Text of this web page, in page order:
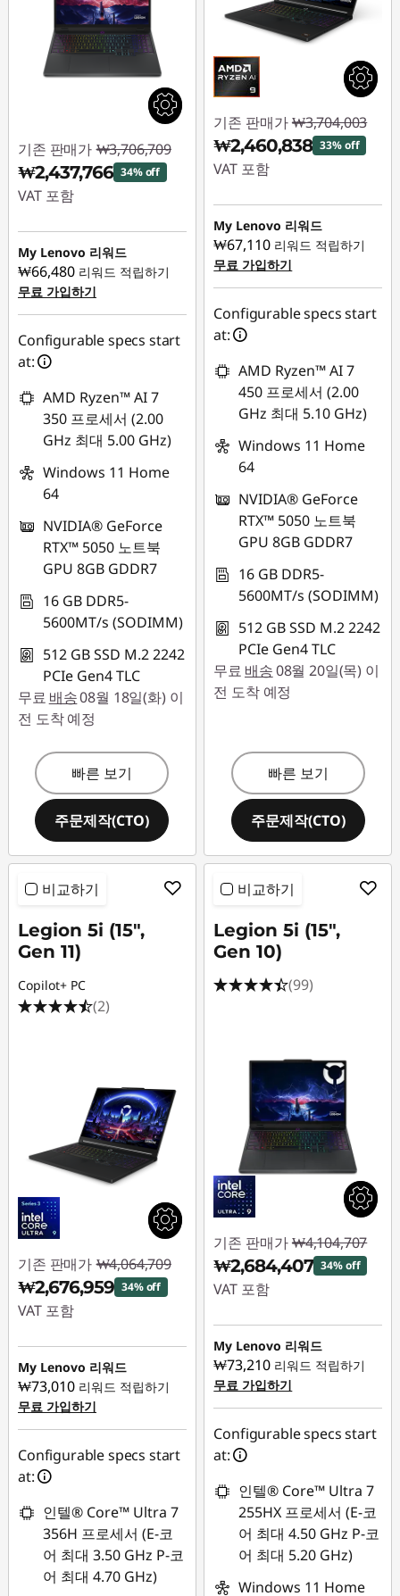
기존 판매가 ₩3,706,709
₩2,437,766 34% off
VAT 포함
즉시 할인: :-
₩1,268,943
My Lenovo 리워드
₩66,480 리워드 적립하기
무료 가입하기
Configurable specs start
at:
AMD Ryzen™ AI 7
350 프로세서 (2.00
GHz 최대 5.00 GHz)
Windows 11 Home
64
NVIDIA® GeForce
RTX™ 5050 노트북
GPU 8GB GDDR7
16 GB DDR5-
5600MT/s (SODIMM)
512 GB SSD M.2 2242
PCIe Gen4 TLC
무료 배송08월 18일(화) 이
전 도착 예정
빠른 보기
주문제작(CTO)
기존 판매가 ₩3,704,003
₩2,460,838 33% off
VAT 포함
즉시 할인: :-
₩1,243,165
My Lenovo 리워드
₩67,110 리워드 적립하기
무료 가입하기
Configurable specs start
at:
AMD Ryzen™ AI 7
450 프로세서 (2.00
GHz 최대 5.10 GHz)
Windows 11 Home
64
NVIDIA® GeForce
RTX™ 5050 노트북
GPU 8GB GDDR7
16 GB DDR5-
5600MT/s (SODIMM)
512 GB SSD M.2 2242
PCIe Gen4 TLC
무료 배송08월 20일(목) 이
전 도착 예정
빠른 보기
주문제작(CTO)
비교하기
Legion 5i (15",
Gen 11)
Copilot+ PC
(2)
기존 판매가 ₩4,064,709
₩2,676,959 34% off
VAT 포함
즉시 할인: :-
₩1,387,750
My Lenovo 리워드
₩73,010 리워드 적립하기
무료 가입하기
Configurable specs start
at:
인텔® Core™ Ultra 7
356H 프로세서 (E-코
어 최대 3.50 GHz P-코
어 최대 4.70 GHz)
비교하기
Legion 5i (15",
Gen 10)
(99)
기존 판매가 ₩4,104,707
₩2,684,407 34% off
VAT 포함
즉시 할인: :-
₩1,420,300
My Lenovo 리워드
₩73,210 리워드 적립하기
무료 가입하기
Configurable specs start
at:
인텔® Core™ Ultra 7
255HX 프로세서 (E-코
어 최대 4.50 GHz P-코
어 최대 5.20 GHz)
Windows 11 Home